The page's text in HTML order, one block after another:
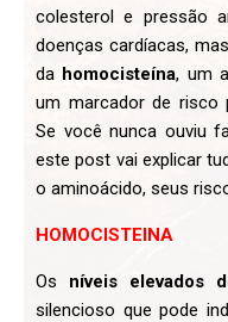
colesterol e pressão
doenças cardíacas,
da homocisteína, um
um marcador de risco
Se você nunca ouviu
este post vai explicar
o aminoácido, seus
HOMOCISTEINA
Os níveis elevados
silencioso que pode